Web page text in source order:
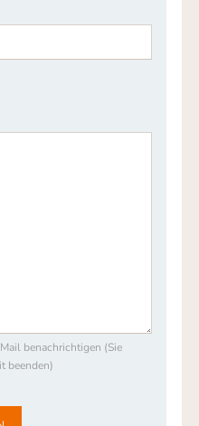
benachrichtigen (Sie
beenden)